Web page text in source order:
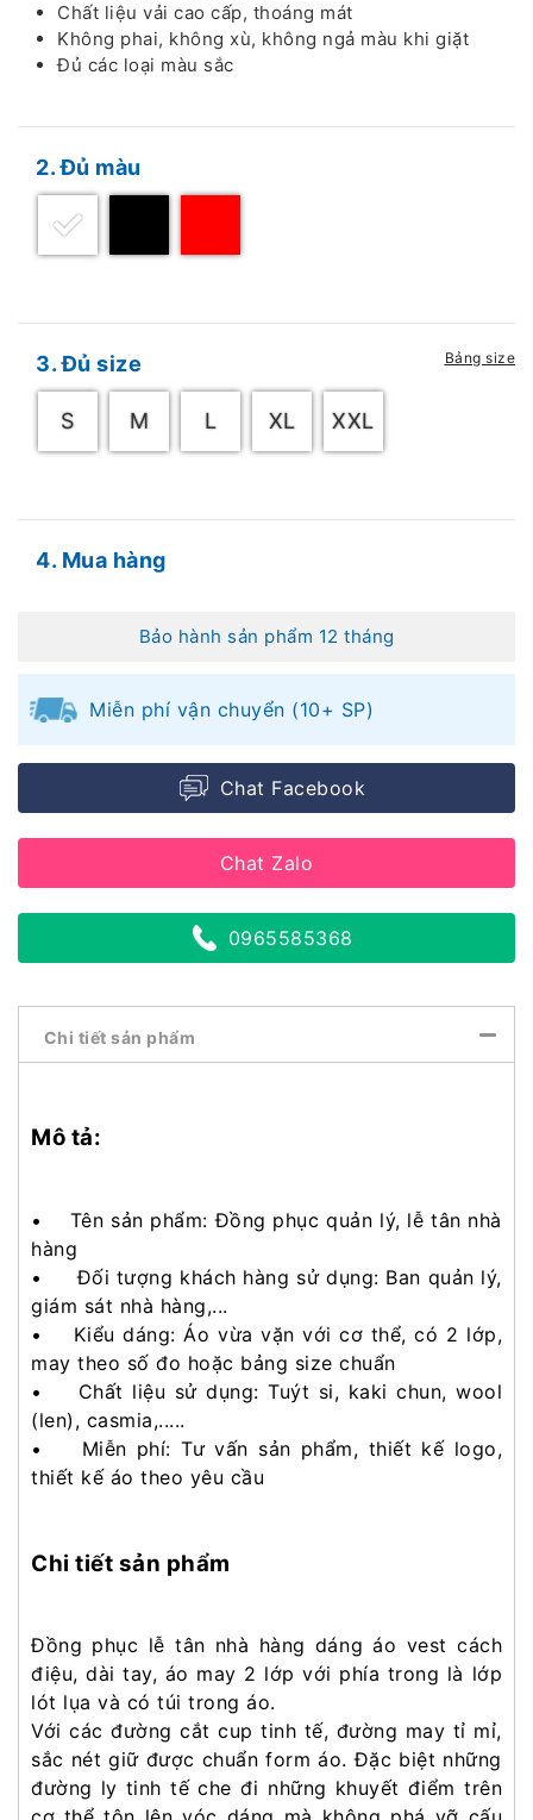
Chất liệu vải cao cấp, thoáng mát
Không phai, không xù, không ngả màu khi giặt
Đủ các loại màu sắc
2. Đủ màu
3. Đủ size Bảng size
S M L XL XXL
4. Mua hàng
Bảo hành sản phẩm 12 tháng
Miễn phí vận chuyển (10+ SP)
Chat Facebook
Chat Zalo
0965585368
Chi tiết sản phẩm
Mô tả:
• Tên sản phẩm: Đồng phục quản lý, lễ tân nhà
hàng
• Đối tượng khách hàng sử dụng: Ban quản lý,
giám sát nhà hàng,...
• Kiểu dáng: Áo vừa vặn với cơ thể, có 2 lớp,
may theo số đo hoặc bảng size chuẩn
• Chất liệu sử dụng: Tuýt si, kaki chun, wool
(len), casmia,.....
• Miễn phí: Tư vấn sản phẩm, thiết kế logo,
thiết kế áo theo yêu cầu
Chi tiết sản phẩm
Đồng phục lễ tân nhà hàng dáng áo vest cách
điệu, dài tay, áo may 2 lớp với phía trong là lớp
lót lụa và có túi trong áo.
Với các đường cắt cup tinh tế, đường may tỉ mỉ,
sắc nét giữ được chuẩn form áo. Đặc biệt những
đường ly tinh tế che đi những khuyết điểm trên